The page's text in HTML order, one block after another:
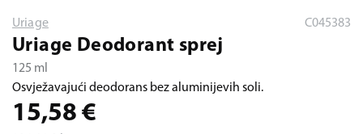
Uriage C045383
Uriage Deodorant sprej
125 ml
Osvježavajući deodorans bez aluminijevih soli.
15,58 €